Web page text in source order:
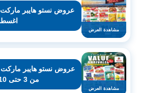
مشاهدة العرض
مشاهدة العرض
عروض نستو هايبر ماركت
من 3 حتى 10 اغسطس